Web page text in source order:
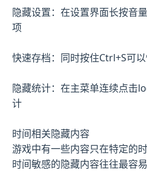
隐藏设置：在设置界面长按音
项
快速存档：同时按住Ctrl+S可
隐藏统计：在主菜单连续点击
计
时间相关隐藏内容
游戏中有一些内容只在特定的
时间敏感的隐藏内容往往最容